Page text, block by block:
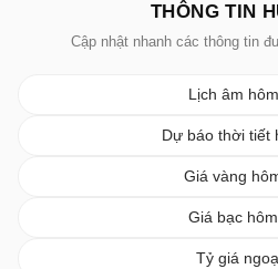
THÔNG TIN
Cập nhật nhanh các thông tin
Lịch âm
Dự báo thời tiết
Giá vàng
Giá bạc
Tỷ giá